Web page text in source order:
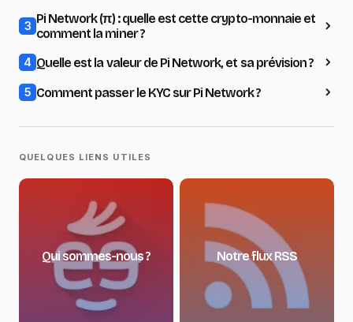
3 Pi Network (π) : quelle est cette crypto-monnaie et
comment la miner ?
4 Quelle est la valeur de Pi Network, et sa prévision ?
5 Comment passer le KYC sur Pi Network ?
QUELQUES LIENS UTILES
Qui sommes-nous ? Notre flux RSS